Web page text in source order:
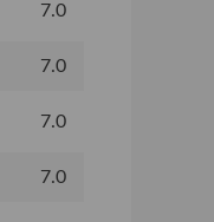
7.0
7.0
7.0
7.0